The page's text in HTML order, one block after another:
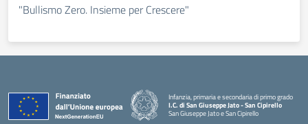
"Bullismo Zero. Insieme per Crescere"
Infanzia, primaria e secondaria di primo grado
I.C. di San Giuseppe Jato - San Cipirello
San Giuseppe Jato e San Cipirello